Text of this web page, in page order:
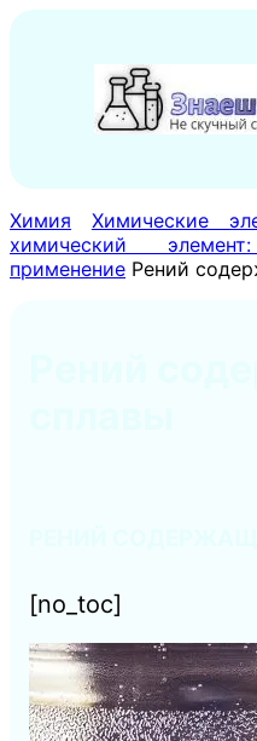
содержимому
Химия Химические
химический
применение Рений
[no_toc]